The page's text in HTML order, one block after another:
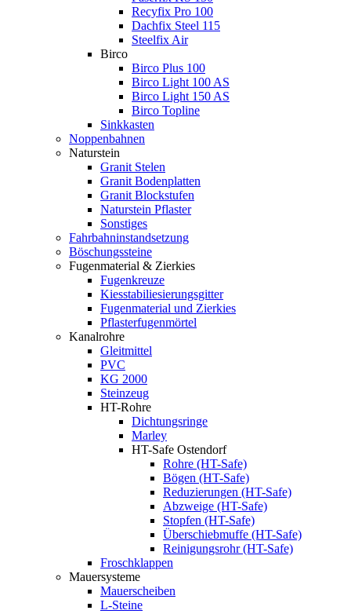
Recyfix Pro 100
Dachfix Steel 115
Steelfix Air
Birco
Birco Plus 100
Birco Light 100 AS
Birco Light 150 AS
Birco Topline
Sinkkasten
Noppenbahnen
Naturstein
Granit Stelen
Granit Bodenplatten
Granit Blockstufen
Naturstein Pflaster
Sonstiges
Fahrbahninstandsetzung
Böschungssteine
Fugenmaterial & Zierkies
Fugenkreuze
Kiesstabiliesierungsgitter
Fugenmaterial und Zierkies
Pflasterfugenmörtel
Kanalrohre
Gleitmittel
PVC
KG 2000
Steinzeug
HT-Rohre
Dichtungsringe
Marley
HT-Safe Ostendorf
Rohre (HT-Safe)
Bögen (HT-Safe)
Reduzierungen (HT-Safe)
Abzweige (HT-Safe)
Stopfen (HT-Safe)
Überschiebmuffe (HT-Safe)
Reinigungsrohr (HT-Safe)
Froschklappen
Mauersysteme
Mauerscheiben
L-Steine